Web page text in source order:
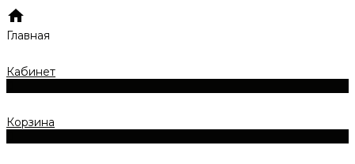
Главная
Кабинет
Корзина